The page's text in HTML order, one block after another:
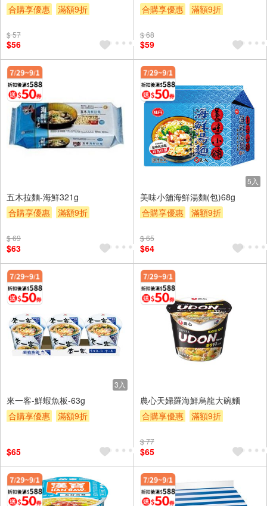
合購享優惠
滿額9折
$ 57
$56
合購享優惠
滿額9折
$ 68
$59
五木拉麵-海鮮321g
合購享優惠
滿額9折
$ 69
$63
5入
美味小舖海鮮湯麵(包)68g
合購享優惠
滿額9折
$ 65
$64
3入
來一客-鮮蝦魚板-63g
合購享優惠
滿額9折
$65
農心天婦羅海鮮烏龍大碗麵
合購享優惠
滿額9折
$ 77
$65